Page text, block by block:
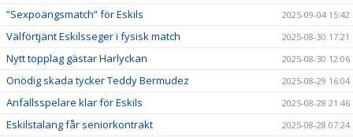
”Sexpoängsmatch” för Eskils 2025-09-04 15:42
Välförtjänt Eskilsseger i fysisk match 2025-08-30 17:21
Nytt topplag gästar Harlyckan 2025-08-30 12:06
Onödig skada tycker Teddy Bermudez 2025-08-29 16:04
Anfallsspelare klar för Eskils 2025-08-28 21:46
Eskilstalang får seniorkontrakt 2025-08-28 07:24